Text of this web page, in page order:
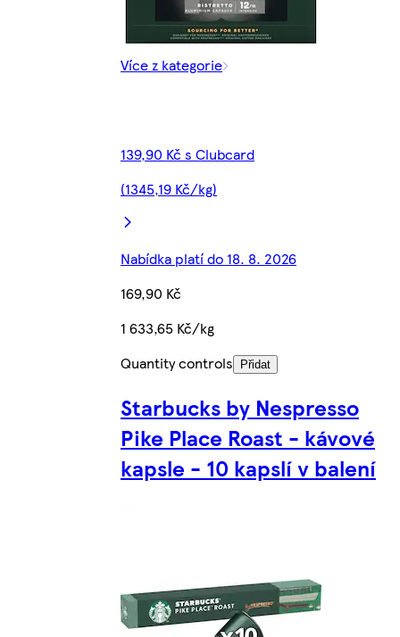
Více z kategorie
139,90 Kč s Clubcard
(1345,19 Kč/kg)
Nabídka platí do 18. 8. 2026
169,90 Kč
1 633,65 Kč/kg
Quantity controls
Přidat
Starbucks by Nespresso
Pike Place Roast - kávové
kapsle - 10 kapslí v balení